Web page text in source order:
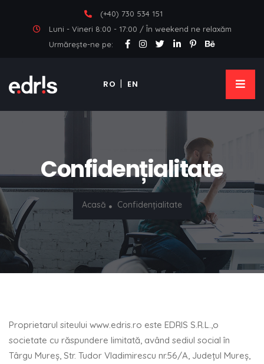
(+40) 730 534 151
Luni - Vineri 8:00 - 17:00 / În weekend ne relaxăm
Urmărește-ne pe:
RO EN
Confidențialitate
Acasă Confidențialitate
Proprietarul siteului www.edris.ro este EDRIS S.R.L.,o
societate cu răspundere limitată, având sediul social în
Târgu Mureș, Str. Tudor Vladimirescu nr.56/A, Județul Mureș,